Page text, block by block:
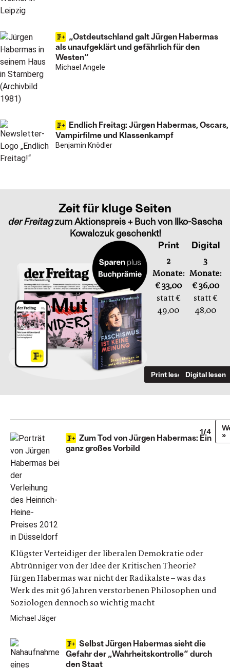
„Ostdeutschland galt Jürgen Habermas
als unaufgeklärt und gefährlich für den
Westen“
Michael Angele
Endlich Freitag: Jürgen Habermas, Oscars,
Vampirfilme und Klassenkampf
Benjamin Knödler
Zeit für kluge Seiten
der Freitagzum Aktionspreis + Buch von Ilko-Sascha
Kowalczuk geschenkt!
Print
2
Monate:
€ 33,00
statt €
49,00
Print lesen
Digital
3
Monate:
€ 36,00
statt €
48,00
Digital lesen
Zum Tod von Jürgen Habermas: Ein
ganz großes Vorbild
Klügster Verteidiger der liberalen Demokratie oder
Abtrünniger von der Idee der Kritischen Theorie?
Jürgen Habermas war nicht der Radikalste – was das
Werk des mit 96 Jahren verstorbenen Philosophen und
Soziologen dennoch so wichtig macht
Michael Jäger
Selbst Jürgen Habermas sieht die
Gefahr der „Wahrheitskontrolle“ durch
den Staat
1/4
»